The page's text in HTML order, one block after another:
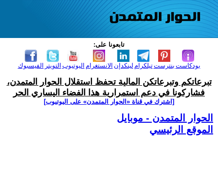
تابعونا على:
الفيسبوك التويتر اليوتيوب الانستغرام لينكدإن تيلكرامبنترست بودكاست
تبرعاتكم وتبرعاتكن المالية تحفظ استقلال الحوار المتمدن،
فشاركونا في دعم استمرارية هذا الفضاء اليساري الحر
[اشترك في قناة ‫«الحوار المتمدن» على اليوتيوب]
الحوار المتمدن - موبايل
الموقع الرئيسي